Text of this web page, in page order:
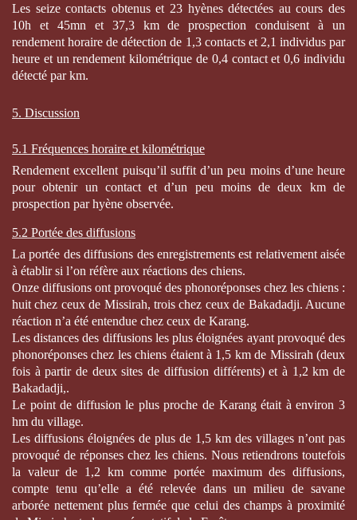
Les seize contacts obtenus et 23 hyènes détectées au cours des
10h et 45mn et 37,3 km de prospection conduisent à un
rendement horaire de détection de 1,3 contacts et 2,1 individus par
heure et un rendement kilométrique de 0,4 contact et 0,6 individu
détecté par km.
5. Discussion
5.1 Fréquences horaire et kilométrique
Rendement excellent puisqu’il suffit d’un peu moins d’une heure
pour obtenir un contact et d’un peu moins de deux km de
prospection par hyène observée.
5.2 Portée des diffusions
La portée des diffusions des enregistrements est relativement aisée
à établir si l’on réfère aux réactions des chiens.
Onze diffusions ont provoqué des phonoréponses chez les chiens :
huit chez ceux de Missirah, trois chez ceux de Bakadadji. Aucune
réaction n’a été entendue chez ceux de Karang.
Les distances des diffusions les plus éloignées ayant provoqué des
phonoréponses chez les chiens étaient à 1,5 km de Missirah (deux
fois à partir de deux sites de diffusion différents) et à 1,2 km de
Bakadadji,.
Le point de diffusion le plus proche de Karang était à environ 3
hm du village.
Les diffusions éloignées de plus de 1,5 km des villages n’ont pas
provoqué de réponses chez les chiens. Nous retiendrons toutefois
la valeur de 1,2 km comme portée maximum des diffusions,
compte tenu qu’elle a été relevée dans un milieu de savane
arborée nettement plus fermée que celui des champs à proximité